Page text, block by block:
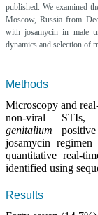
published. We examined
Moscow, Russia from
with josamycin in male
dynamics and selection of
Methods
Microscopy and
non-viral STIs,
genitalium
josamycin
quantitative real-
identified using
Results